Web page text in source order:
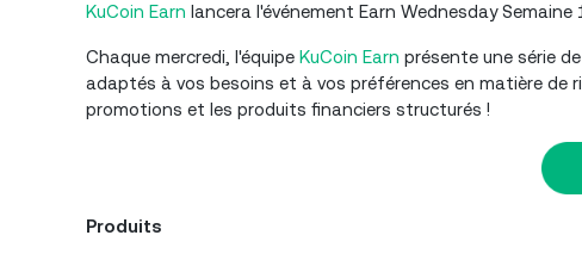
KuCoin Earn lancera l'événement Earn Wednesday
Chaque mercredi, l'équipe KuCoin Earn présente une série
adaptés à vos besoins et à vos préférences en matière de
promotions et les produits financiers structurés !
Produits